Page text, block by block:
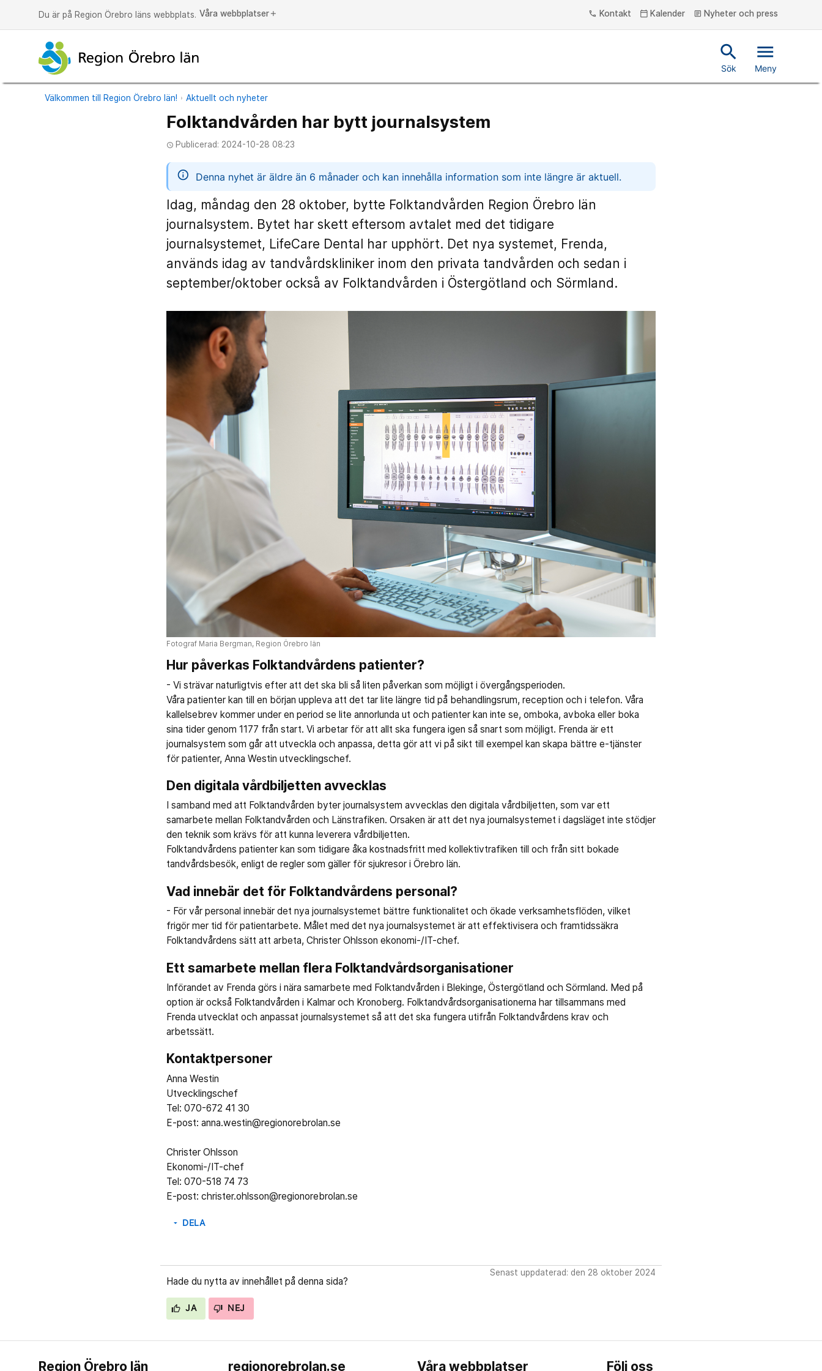
Du är på Region Örebro läns webbplats. Våra webbplatser add phone Kontakt calendar_today Kalender article Nyheter och press
search
Sök
menu
Meny
Välkommen till Region Örebro län! Aktuellt och nyheter
Folktandvården har bytt journalsystem
access_time Publicerad: 2024-10-28 08:23
information
Denna nyhet är äldre än 6 månader och kan innehålla information som inte längre är aktuell.
Idag, måndag den 28 oktober, bytte Folktandvården Region Örebro län
journalsystem. Bytet har skett eftersom avtalet med det tidigare
journalsystemet, LifeCare Dental har upphört. Det nya systemet, Frenda,
används idag av tandvårdskliniker inom den privata tandvården och sedan i
september/oktober också av Folktandvården i Östergötland och Sörmland.
Fotograf Maria Bergman, Region Örebro län
Hur påverkas Folktandvårdens patienter?
- Vi strävar naturligtvis efter att det ska bli så liten påverkan som möjligt i övergångsperioden.
Våra patienter kan till en början uppleva att det tar lite längre tid på behandlingsrum, reception och i telefon. Våra
kallelsebrev kommer under en period se lite annorlunda ut och patienter kan inte se, omboka, avboka eller boka
sina tider genom 1177 från start. Vi arbetar för att allt ska fungera igen så snart som möjligt. Frenda är ett
journalsystem som går att utveckla och anpassa, detta gör att vi på sikt till exempel kan skapa bättre e-tjänster
för patienter, Anna Westin utvecklingschef.
Den digitala vårdbiljetten avvecklas
I samband med att Folktandvården byter journalsystem avvecklas den digitala vårdbiljetten, som var ett
samarbete mellan Folktandvården och Länstrafiken. Orsaken är att det nya journalsystemet i dagsläget inte stödjer
den teknik som krävs för att kunna leverera vårdbiljetten.
Folktandvårdens patienter kan som tidigare åka kostnadsfritt med kollektivtrafiken till och från sitt bokade
tandvårdsbesök, enligt de regler som gäller för sjukresor i Örebro län.
Vad innebär det för Folktandvårdens personal?
- För vår personal innebär det nya journalsystemet bättre funktionalitet och ökade verksamhetsflöden, vilket
frigör mer tid för patientarbete. Målet med det nya journalsystemet är att effektivisera och framtidssäkra
Folktandvårdens sätt att arbeta, Christer Ohlsson ekonomi-/IT-chef.
Ett samarbete mellan flera Folktandvårdsorganisationer
Införandet av Frenda görs i nära samarbete med Folktandvården i Blekinge, Östergötland och Sörmland. Med på
option är också Folktandvården i Kalmar och Kronoberg. Folktandvårdsorganisationerna har tillsammans med
Frenda utvecklat och anpassat journalsystemet så att det ska fungera utifrån Folktandvårdens krav och
arbetssätt.
Kontaktpersoner
Anna Westin
Utvecklingschef
Tel: 070-672 41 30
E-post: anna.westin@regionorebrolan.se
Christer Ohlsson
Ekonomi-/IT-chef
Tel: 070-518 74 73
E-post: christer.ohlsson@regionorebrolan.se
arrow_drop_down DELA
Hade du nytta av innehållet på denna sida?
JA NEJ
Senast uppdaterad: den 28 oktober 2024
Region Örebro län regionorebrolan.se Våra webbplatser Följ oss